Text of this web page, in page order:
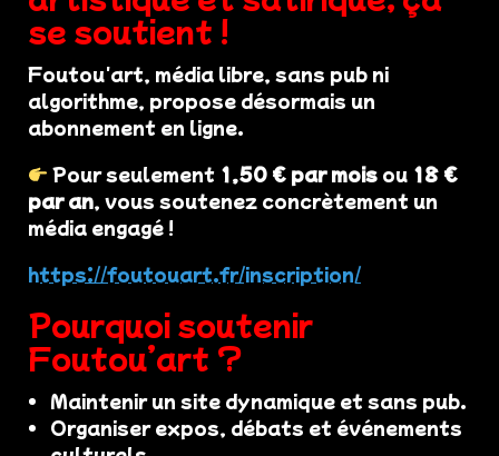
se soutient !
Foutou'art, média libre, sans pub ni
algorithme, propose désormais un
abonnement en ligne.
Pour seulement 1,50 € par mois ou 18 €
par an, vous soutenez concrètement un
média engagé !
https://foutouart.fr/inscription/
Pourquoi soutenir
Foutou’art ?
Maintenir un site dynamique et sans pub.
Organiser expos, débats et événements